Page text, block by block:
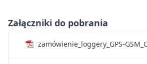
Załączniki do pobrania
zamówienie_loggery_GPS-